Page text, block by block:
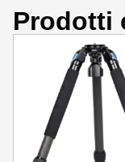
Prodotti